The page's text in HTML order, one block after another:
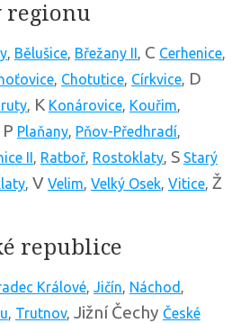
regionu
, Bělušice, Břežany II, C Cerhenice,
, Chotutice, Církvice, D
, K Konárovice, Kouřim,
P Plaňany, Pňov-Předhradí,
II, Ratboř, Rostoklaty, S Starý
, V Velim, Velký Osek, Vitice, Ž
republice
Králové, Jičín, Náchod ,
, Trutnov, Jižní Čechy České